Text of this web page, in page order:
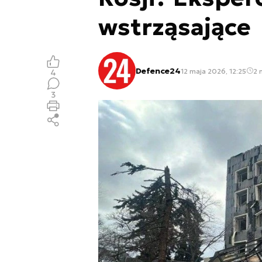
wstrząsające
Defence2412 maja 2026, 12:25 2
4
3